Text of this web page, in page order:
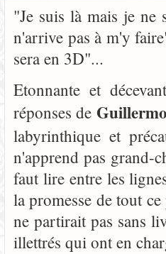
"Je suis là mais je ne
n'arrive pas à m'y
sera en 3D"...
Etonnante et
réponses de
labyrinthique et
n'apprend pas grand-
faut lire entre les
la promesse de tout
ne partirait pas sans
illettrés qui ont en